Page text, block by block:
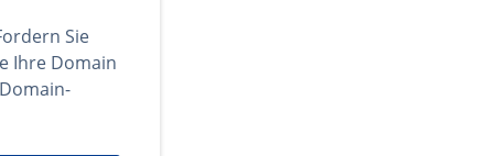
Sie
Ihre Domain